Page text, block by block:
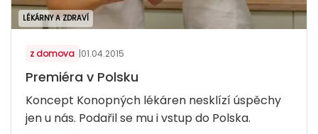
LÉKÁRNY A ZDRAVÍ
z domova |01.04.2015
Premiéra v Polsku
Koncept Konopných lékáren nesklízí úspěchy
jen u nás. Podařil se mu i vstup do Polska.